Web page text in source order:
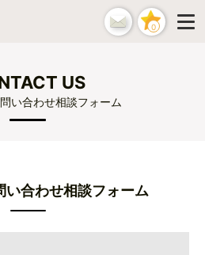
0
US
い合わせ相談フォーム
い合わせ相談フォーム